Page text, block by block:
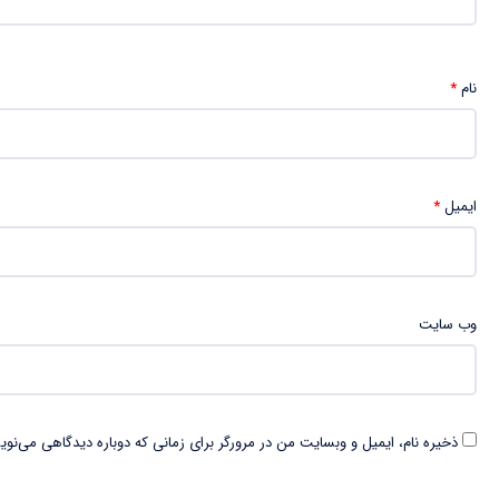
نام*
ایمیل*
وب‌ سایت
ذخیره نام، ایمیل و وبسایت من در مرورگر برای زمانی که دوباره دیدگاهی